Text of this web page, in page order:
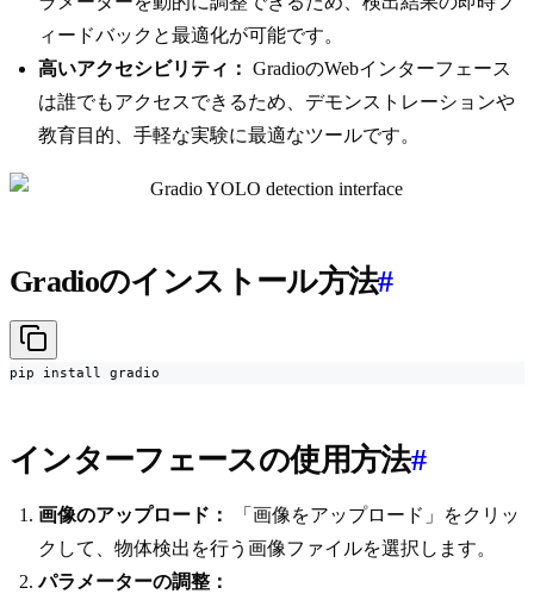
ィードバックと最適化が可能です。
高いアクセシビリティ： GradioのWebインターフェース
は誰でもアクセスできるため、デモンストレーションや
教育目的、手軽な実験に最適なツールです。
Gradioのインストール方法#
pip install gradio
インターフェースの使用方法#
画像のアップロード：
「画像をアップロード」をクリッ
クして、物体検出を行う画像ファイルを選択します。
パラメーターの調整：